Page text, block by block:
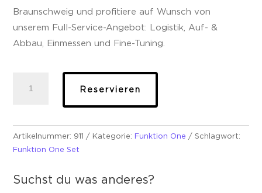
Braunschweig und profitiere auf Wunsch von
unserem Full-Service-Angebot: Logistik, Auf- &
Abbau, Einmessen und Fine-Tuning.
1
Menge
Reservieren
Artikelnummer: 911 Kategorie: Funktion One
Schlagwort:
Funktion One Set
Suchst du was anderes?